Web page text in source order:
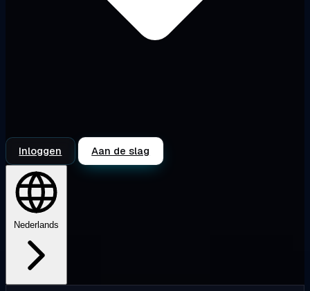
Inloggen Aan de slag
Nederlands